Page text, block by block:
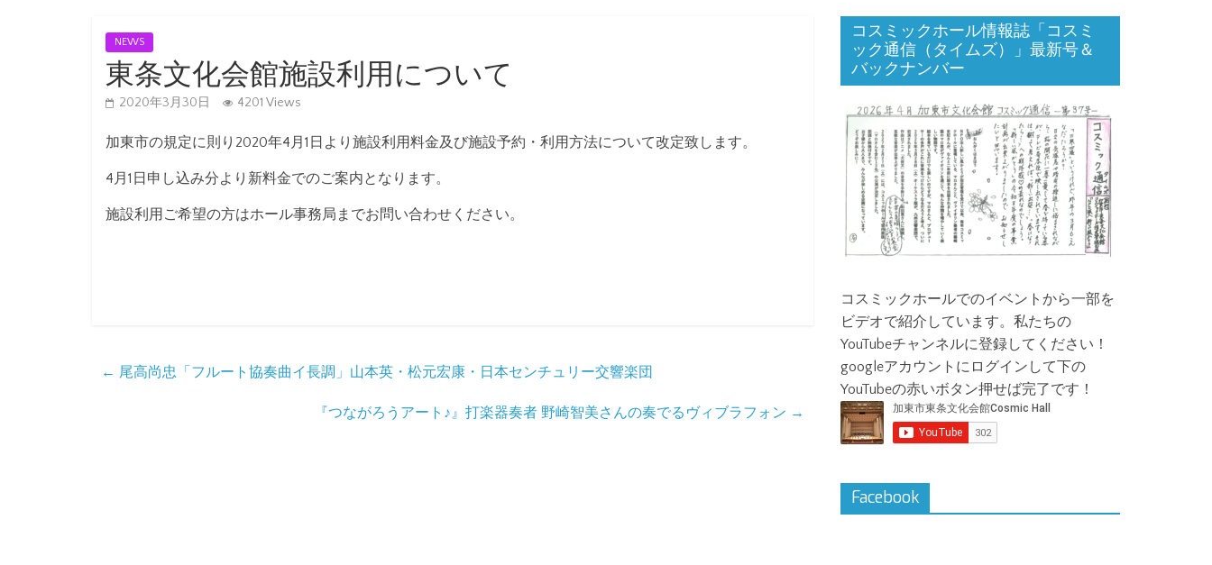
NEWS
東条文化会館施設利用について
2020年3月30日 4201 Views
加東市の規定に則り2020年4月1日より施設利用料金及び施設予約・利用方法について改定致します。
4月1日申し込み分より新料金でのご案内となります。
施設利用ご希望の方はホール事務局までお問い合わせください。
← 尾高尚忠「フルート協奏曲イ長調」山本英・松元宏康・日本センチュリー交響楽団
『つながろうアート♪』打楽器奏者 野崎智美さんの奏でるヴィブラフォン →
コスミックホール情報誌「コスミ
ック通信（タイムズ）」最新号＆
バックナンバー
コスミックホールでのイベントから一部を
ビデオで紹介しています。私たちの
YouTubeチャンネルに登録してください！
googleアカウントにログインして下の
YouTubeの赤いボタン押せば完了です！
Facebook